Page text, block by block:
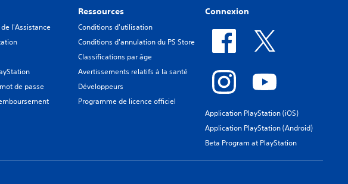
l'Assistance
de passe
Ressources
Conditions d'utilisation
Conditions d'annulation du PS Store
Classifications par âge
Avertissements relatifs à la santé
Développeurs
Programme de licence officiel
Connexion
Application PlayStation (iOS)
Application PlayStation (Android)
Beta Program at PlayStation